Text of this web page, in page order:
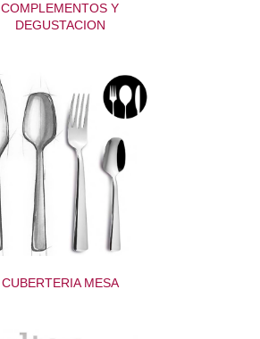
COMPLEMENTOS Y
DEGUSTACION
CUBERTERIA MESA